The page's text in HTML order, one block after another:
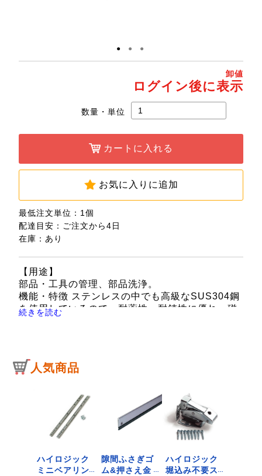
● ● ●
卸値
ログイン後に表示
数量・単位
カートに入れる
お気に入りに追加
最低注文単位：1個
配達目安：ご注文から4日
在庫：あり
【用途】
部品・工具の管理、部品洗浄。
機能・特徴 ステンレスの中でも高級なSUS304鋼
を使用しているので、耐薬性・耐錆性に優れ、磁
●外寸：187×142×30mm。
●底寸：150×105mm。
続きを読む
人気商品
ハイロジック
ミニベアリン
隙間ふさぎゴ
ム&押さえ金
ハイロジック
堀込み不要ス